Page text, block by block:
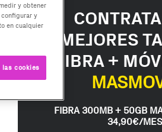
MEJORES
FIBRA +
FIBRA 300MB + 50GB
34,90€/MES
y obtener
y
en cualquier
cookies